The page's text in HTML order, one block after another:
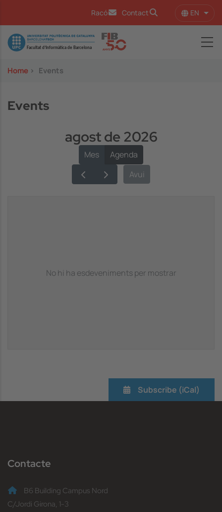
Racó Contact EN List
Image
Home > Events
Events
Avui
agost de 2026
Mes Agenda
No hi ha esdeveniments per mostrar
Subscribe (iCal)
Contacte
B6 Building Campus Nord
C/Jordi Girona, 1-3